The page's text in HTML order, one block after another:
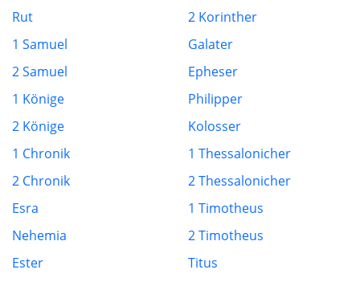
Rut
1 Samuel
2 Samuel
1 Könige
2 Könige
1 Chronik
2 Chronik
Esra
Nehemia
Ester
2 Korinther
Galater
Epheser
Philipper
Kolosser
1 Thessalonicher
2 Thessalonicher
1 Timotheus
2 Timotheus
Titus